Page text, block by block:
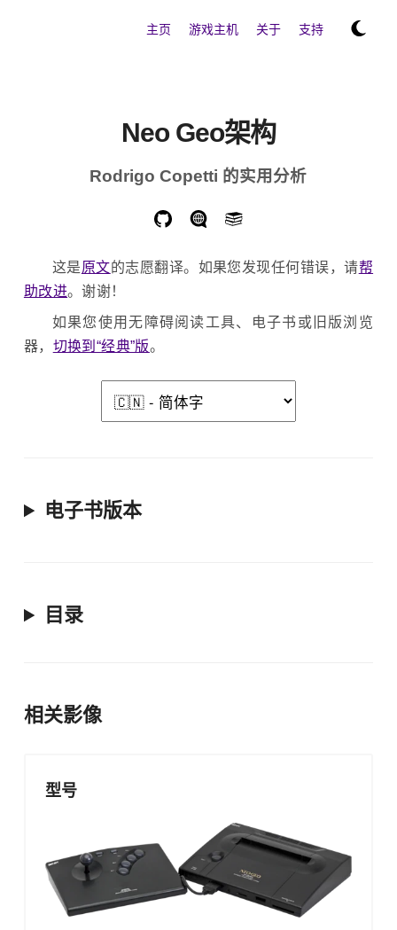
主页 游戏主机 关于 支持
Neo Geo架构
Rodrigo Copetti 的实用分析
这是原文的志愿翻译。如果您发现任何错误，请帮
助改进。谢谢！
如果您使用无障碍阅读工具、电子书或旧版浏览
器， 切换到“经典”版。
电子书版本
目录
相关影像
型号